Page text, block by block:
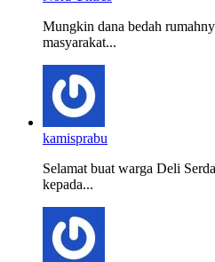
Mungkin dana bedah
Selamat buat warga Deli